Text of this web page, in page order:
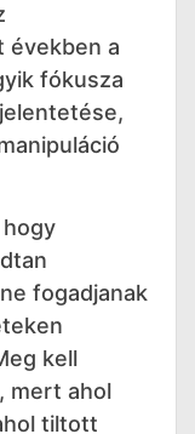
években a
fókusza
fogadjanak
kell
mert ahol
tiltott